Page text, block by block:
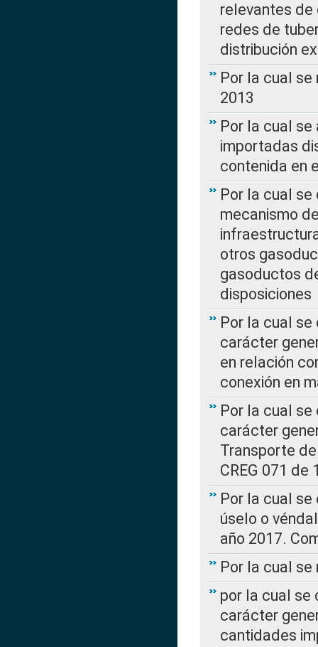
relevantes de
redes de
distribución
Por la cual se
2013
Por la cual
importadas
contenida en
Por la cual se
mecanismo
otros
gasoductos
disposiciones
Por la cual
carácter
en relación
conexión en
Por la cual
carácter
Transporte
CREG 071 de
Por la cual
úselo o
año 2017.
Por la cual se
por la cual se
carácter
cantidades